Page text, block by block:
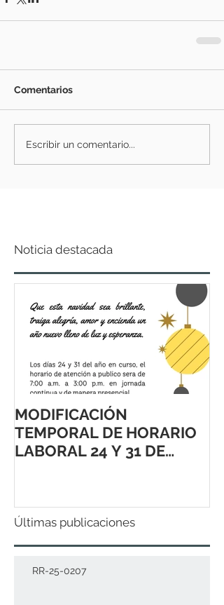
Comentarios
Escribir un comentario...
Noticia destacada
MODIFICACIÓN
TEMPORAL DE HORARIO
LABORAL 24 Y 31 DE
Últimas publicaciones
RR-25-0207